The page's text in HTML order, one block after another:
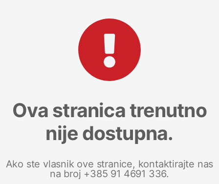
Ova stranica trenutno
nije dostupna.
Ako ste vlasnik ove stranice, kontaktirajte nas
na broj +385 91 4691 336.